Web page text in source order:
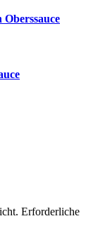
Erforderliche